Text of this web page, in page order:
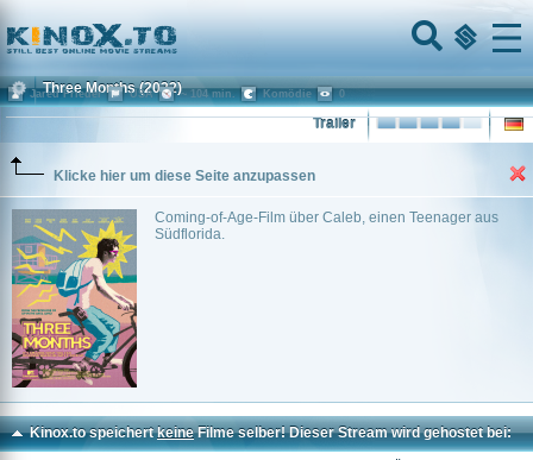
Home
Menu
Three Months (2022)
Trailer
Klicke hier um diese Seite anzupassen
Coming-of-Age-Film über Caleb, einen Teenager aus
Südflorida.
Jared Frieder USA ~ 104 min. Komödie 0
Kinox.to speichertkeineFilme selber! Dieser Stream wird gehostet bei: